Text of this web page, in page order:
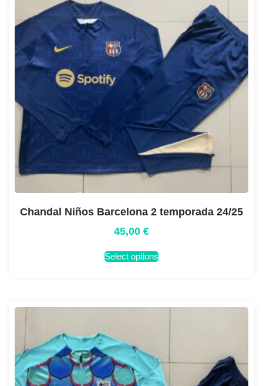
Chandal Niños Barcelona 2 temporada 24/25
45,00 €
Select options